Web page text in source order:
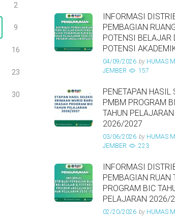
2
9
16
23
30
INFORMASI
PEMBAGIAN
POTENSI BELAJAR
POTENSI
04/09/2026 by HUMAS
JEMBER
157
PENETAPAN HASIL
PMBM PROGRAM
TAHUN PELAJARAN
2026/2027
03/06/2026 by HUMAS
JEMBER
223
INFORMASI
PEMBAGIAN RUAN
PROGRAM BIC
PELAJARAN 2026/
02/20/2026 by HUMAS